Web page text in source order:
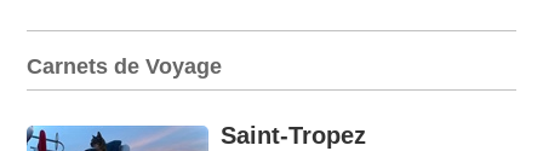
Carnets de Voyage
Saint-Tropez